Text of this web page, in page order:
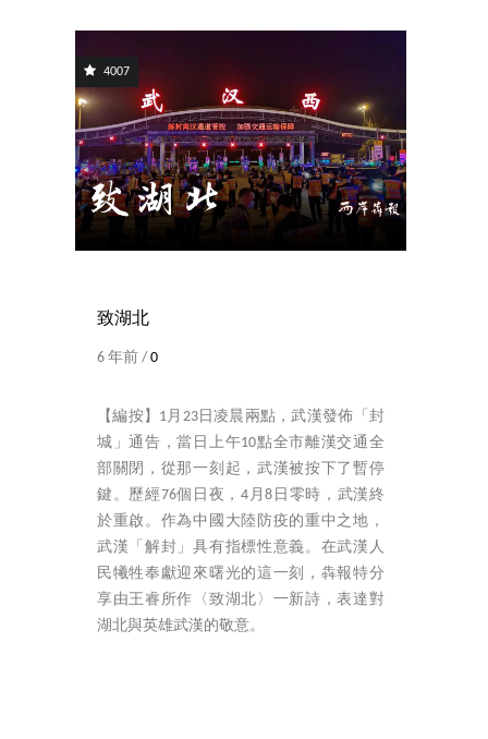
4007
致湖北
6 年前 / 0
【編按】1月23日凌晨兩點，武漢發佈「封
城」通告，當日上午10點全市離漢交通全
部關閉，從那一刻起，武漢被按下了暫停
鍵。歷經76個日夜，4月8日零時，武漢終
於重啟。作為中國大陸防疫的重中之地，
武漢「解封」具有指標性意義。在武漢人
民犧牲奉獻迎來曙光的這一刻，犇報特分
享由王睿所作〈致湖北〉一新詩，表達對
湖北與英雄武漢的敬意。